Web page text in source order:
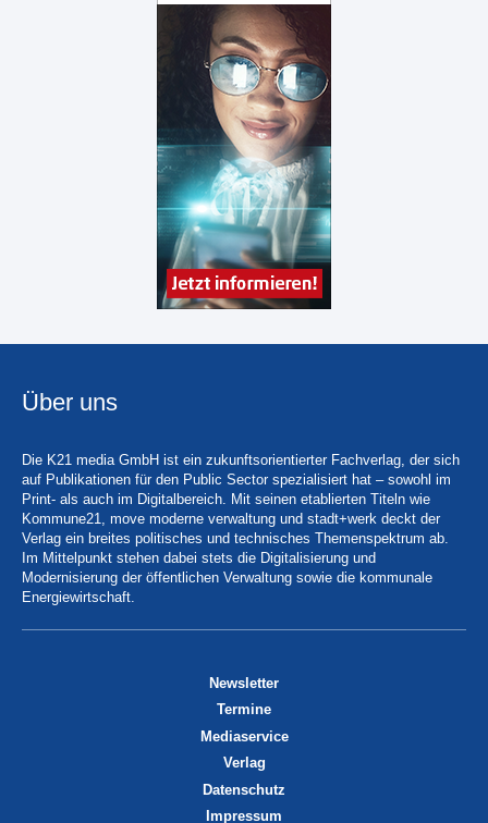
Über uns
Die K21 media GmbH ist ein zukunftsorientierter Fachverlag, der sich
auf Publikationen für den Public Sector spezialisiert hat – sowohl im
Print- als auch im Digitalbereich. Mit seinen etablierten Titeln wie
Kommune21, move moderne verwaltung und stadt+werk deckt der
Verlag ein breites politisches und technisches Themenspektrum ab.
Im Mittelpunkt stehen dabei stets die Digitalisierung und
Modernisierung der öffentlichen Verwaltung sowie die kommunale
Energiewirtschaft.
Newsletter
Termine
Mediaservice
Verlag
Datenschutz
Impressum